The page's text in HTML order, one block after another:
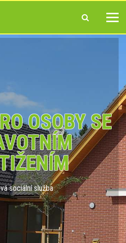
OSOBY SE
sociální služba